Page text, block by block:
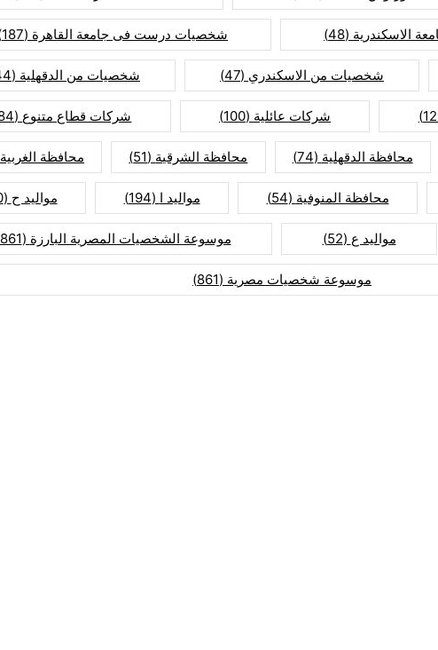
الاسكندرية (48) شخصيات درست فى جامعة القاهرة (187)
شخصيات من الاسكندري (47) شخصيات من الدقهلية (44)
شركات عائلية (100) شركات قطاع متنوع (84)
محافظة الدقهلية (74) محافظة الشرقية (51) محافظة الغربية
محافظة المنوفية (54) مواليد ا (194) مواليد ح (50)
مواليد ع (52) موسوعة الشخصيات المصرية البارزة (861)
موسوعة شخصيات مصرية (861)